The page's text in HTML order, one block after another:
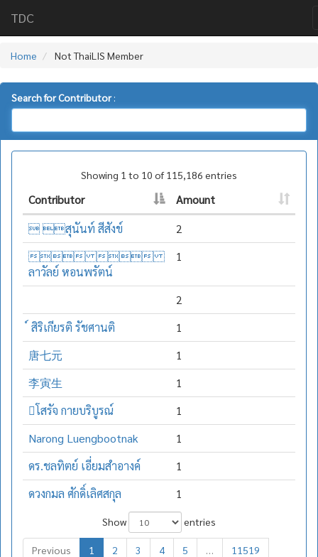
TDC
Home Not ThaiLIS Member
Search for Contributor:
Showing 1 to 10 of 115,186 entries
Contributor
Amount
 สุนันท์ สีสังข์
2
 
ลาวัลย์ หอนพรัตน์
1
2
์ สิริเกียรติ รัชศานติ
1
唐七元
1
李寅生
1
โสรัจ กายบริบูรณ์
1
Narong Luengbootnak
1
ดร.ชลทิตย์ เอี่ยมสำอางค์
1
ดวงกมล ศักดิ์เลิศสกุล
1
Show entries
Previous 1 2 3 4 5 …
11519